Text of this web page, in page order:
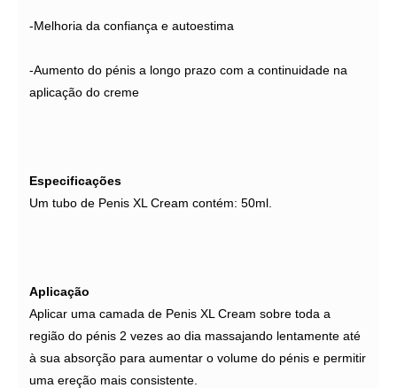
-Melhoria da confiança e autoestima
-Aumento do pénis a longo prazo com a continuidade na
aplicação do creme
Especificações
Um tubo de Penis XL Cream contém: 50ml.
Aplicação
Aplicar uma camada de Penis XL Cream sobre toda a
região do pénis 2 vezes ao dia massajando lentamente até
à sua absorção para aumentar o volume do pénis e permitir
uma ereção mais consistente.